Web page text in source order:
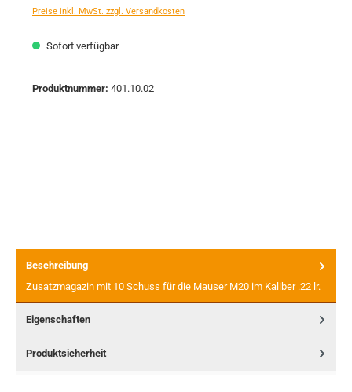
Preise inkl. MwSt. zzgl. Versandkosten
Sofort verfügbar
Produktnummer: 401.10.02
Beschreibung
Zusatzmagazin mit 10 Schuss für die Mauser M20 im Kaliber .22 lr.
Eigenschaften
Produktsicherheit